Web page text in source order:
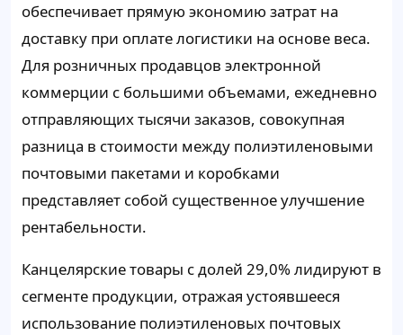
обеспечивает прямую экономию затрат на
доставку при оплате логистики на основе веса.
Для розничных продавцов электронной
коммерции с большими объемами, ежедневно
отправляющих тысячи заказов, совокупная
разница в стоимости между полиэтиленовыми
почтовыми пакетами и коробками
представляет собой существенное улучшение
рентабельности.
Канцелярские товары с долей 29,0% лидируют в
сегменте продукции, отражая устоявшееся
использование полиэтиленовых почтовых